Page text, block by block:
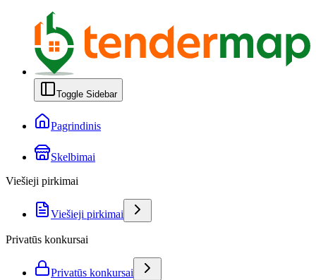
Toggle Sidebar
Pagrindinis
Skelbimai
Viešieji pirkimai
Viešieji pirkimai
Privatūs konkursai
Privatūs konkursai